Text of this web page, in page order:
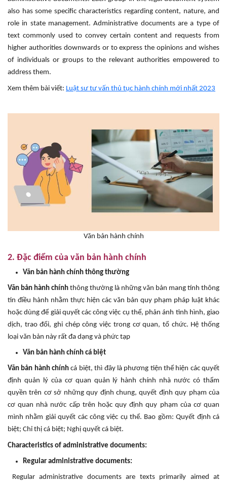
also has some specific characteristics regarding content, nature, and
role in state management. Administrative documents are a type of
text commonly used to convey certain content and requests from
higher authorities downwards or to express the opinions and wishes
of individuals or groups to the relevant authorities empowered to
address them.
Xem thêm bài viết: Luật sư tư vấn thủ tục hành chính mới nhất 2023
Văn bản hành chính
2. Đặc điểm của văn bản hành chính
Văn bản hành chính thông thường
Văn bản hành chính thông thường là những văn bản mang tính thông
tin điều hành nhằm thực hiện các văn bản quy phạm pháp luật khác
hoặc dùng để giải quyết các công việc cụ thể, phản ánh tình hình, giao
dịch, trao đổi, ghi chép công việc trong cơ quan, tổ chức. Hệ thống
loại văn bản này rất đa dạng và phức tạp
Văn bản hành chính cá biệt
Văn bản hành chính cá biệt, thì đây là phương tiện thể hiện các quyết
định quản lý của cơ quan quản lý hành chính nhà nước có thẩm
quyền trên cơ sở những quy định chung, quyết định quy phạm của
cơ quan nhà nước cấp trên hoặc quy định quy phạm của cơ quan
mình nhằm giải quyết các công việc cụ thể. Bao gồm: Quyết định cá
biệt; Chỉ thị cá biệt; Nghị quyết cá biệt.
Characteristics of administrative documents:
Regular administrative documents:
Regular administrative documents are texts primarily aimed at